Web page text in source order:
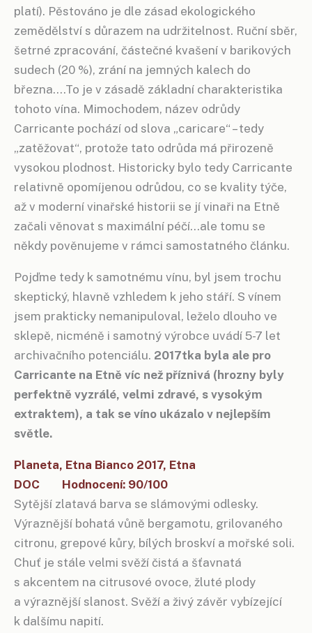
platí). Pěstováno je dle zásad ekologického
zemědělství s důrazem na udržitelnost. Ruční sběr,
šetrné zpracování, částečné kvašení v barikových
sudech (20 %), zrání na jemných kalech do
března….To je v zásadě základní charakteristika
tohoto vína. Mimochodem, název odrůdy
Carricante pochází od slova „caricare“ – tedy
„zatěžovat“, protože tato odrůda má přirozeně
vysokou plodnost. Historicky bylo tedy Carricante
relativně opomíjenou odrůdou, co se kvality týče,
až v moderní vinařské historii se jí vinaři na Etně
začali věnovat s maximální péčí…ale tomu se
někdy pověnujeme v rámci samostatného článku.
Pojďme tedy k samotnému vínu, byl jsem trochu
skeptický, hlavně vzhledem k jeho stáří. S vínem
jsem prakticky nemanipuloval, leželo dlouho ve
sklepě, nicméně i samotný výrobce uvádí 5-7 let
archivačního potenciálu. 2017tka byla ale pro
Carricante na Etně víc než příznivá (hrozny byly
perfektně vyzrálé, velmi zdravé, s vysokým
extraktem), a tak se víno ukázalo v nejlepším
světle.
Planeta, Etna Bianco 2017, Etna
DOC Hodnocení: 90/100
Sytější zlatavá barva se slámovými odlesky.
Výraznější bohatá vůně bergamotu, grilovaného
citronu, grepové kůry, bílých broskví a mořské soli.
Chuť je stále velmi svěží čistá a šťavnatá
s akcentem na citrusové ovoce, žluté plody
a výraznější slanost. Svěží a živý závěr vybízející
k dalšímu napití.